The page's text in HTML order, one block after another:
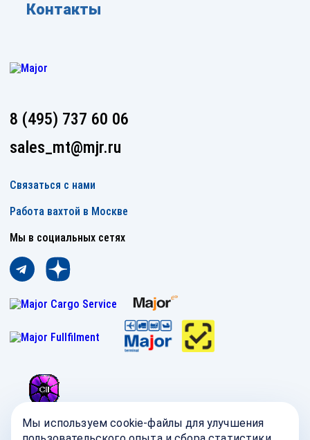
Контакты
8 (495) 737 60 06
sales_mt@mjr.ru
Связаться с нами
Работа вахтой в Москве
Мы в социальных сетях
Мы используем cookie-файлы для улучшения